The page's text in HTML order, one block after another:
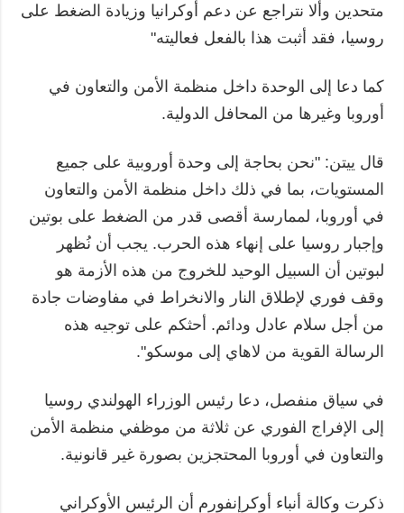
متحدين وألا نتراجع عن دعم أوكرانيا وزيادة الضغط على
روسيا، فقد أثبت هذا بالفعل فعاليته"
كما دعا إلى الوحدة داخل منظمة الأمن والتعاون في
أوروبا وغيرها من المحافل الدولية.
قال ييتن: "نحن بحاجة إلى وحدة أوروبية على جميع
المستويات، بما في ذلك داخل منظمة الأمن والتعاون
في أوروبا، لممارسة أقصى قدر من الضغط على بوتين
وإجبار روسيا على إنهاء هذه الحرب. يجب أن نُظهر
لبوتين أن السبيل الوحيد للخروج من هذه الأزمة هو
وقف فوري لإطلاق النار والانخراط في مفاوضات جادة
من أجل سلام عادل ودائم. أحثكم على توجيه هذه
الرسالة القوية من لاهاي إلى موسكو".
في سياق منفصل، دعا رئيس الوزراء الهولندي روسيا
إلى الإفراج الفوري عن ثلاثة من موظفي منظمة الأمن
والتعاون في أوروبا المحتجزين بصورة غير قانونية.
ذكرت وكالة أنباء أوكرإنفورم أن الرئيس الأوكراني